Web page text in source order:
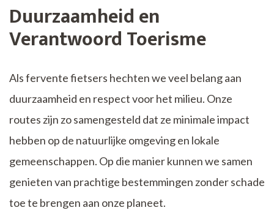
Duurzaamheid en
Verantwoord Toerisme
Als fervente fietsers hechten we veel belang aan
duurzaamheid en respect voor het milieu. Onze
routes zijn zo samengesteld dat ze minimale impact
hebben op de natuurlijke omgeving en lokale
gemeenschappen. Op die manier kunnen we samen
genieten van prachtige bestemmingen zonder schade
toe te brengen aan onze planeet.